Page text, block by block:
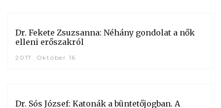
Dr. Fekete Zsuzsanna: Néhány gondolat a nők
elleni erőszakról
2017. Október 16
Dr. Sós József: Katonák a büntetőjogban. A